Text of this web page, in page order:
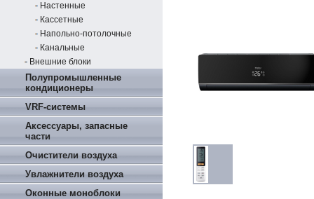
Настенные
Кассетные
Напольно-потолочные
Канальные
Внешние блоки
Полупромышленные
кондиционеры
VRF-системы
Аксессуары, запасные
части
Очистители воздуха
Увлажнители воздуха
Оконные моноблоки